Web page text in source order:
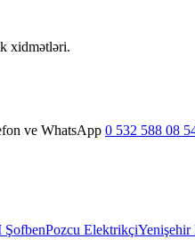
xidmətləri.
ve WhatsApp 0 532 588 08
ŞofbenPozcu Elektrikçi